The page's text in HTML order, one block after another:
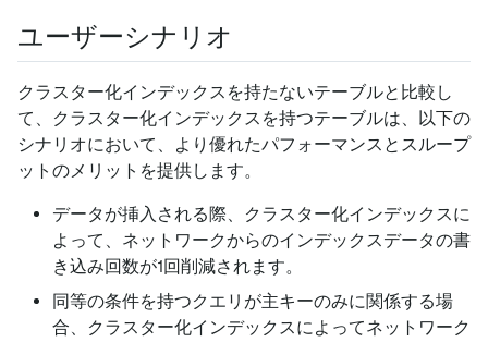
ユーザーシナリオ
クラスター化インデックスを持たないテーブルと比較し
て、クラスター化インデックスを持つテーブルは、以下の
シナリオにおいて、より優れたパフォーマンスとスループ
ットのメリットを提供します。
データが挿入される際、クラスター化インデックスに
よって、ネットワークからのインデックスデータの書
き込み回数が1回削減されます。
同等の条件を持つクエリが主キーのみに関係する場
合、クラスター化インデックスによってネットワーク